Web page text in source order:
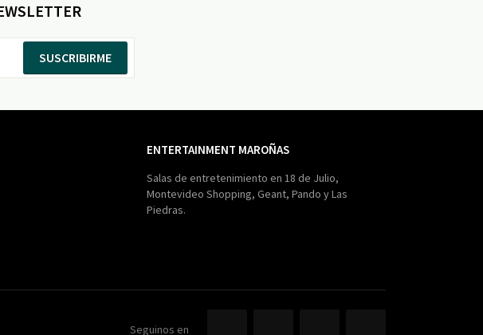
SUSCRIBIRME
ENTERTAINMENT MAROÑAS
Salas de entretenimiento en 18 de Julio,
Montevideo Shopping, Geant, Pando y Las
Piedras.
Seguinos en